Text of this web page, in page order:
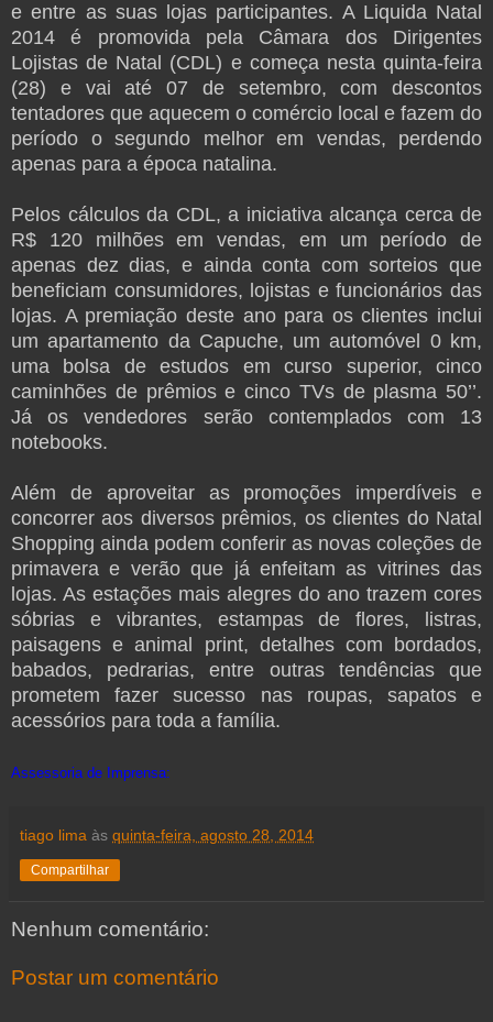
e entre as suas lojas participantes. A Liquida Natal
2014 é promovida pela Câmara dos Dirigentes
Lojistas de Natal (CDL) e começa nesta quinta-feira
(28) e vai até 07 de setembro, com descontos
tentadores que aquecem o comércio local e fazem do
período o segundo melhor em vendas, perdendo
apenas para a época natalina.
Pelos cálculos da CDL, a iniciativa alcança cerca de
R$ 120 milhões em vendas, em um período de
apenas dez dias, e ainda conta com sorteios que
beneficiam consumidores, lojistas e funcionários das
lojas. A premiação deste ano para os clientes inclui
um apartamento da Capuche, um automóvel 0 km,
uma bolsa de estudos em curso superior, cinco
caminhões de prêmios e cinco TVs de plasma 50’’.
Já os vendedores serão contemplados com 13
notebooks.
Além de aproveitar as promoções imperdíveis e
concorrer aos diversos prêmios, os clientes do Natal
Shopping ainda podem conferir as novas coleções de
primavera e verão que já enfeitam as vitrines das
lojas. As estações mais alegres do ano trazem cores
sóbrias e vibrantes, estampas de flores, listras,
paisagens e animal print, detalhes com bordados,
babados, pedrarias, entre outras tendências que
prometem fazer sucesso nas roupas, sapatos e
acessórios para toda a família.
Assessoria de Imprensa:
tiago lima às quinta-feira, agosto 28, 2014
Compartilhar
Nenhum comentário:
Postar um comentário